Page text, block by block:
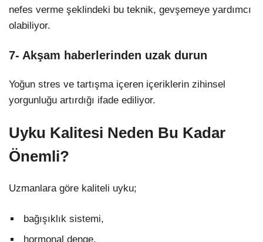
nefes verme şeklindeki bu teknik, gevşemeye yardımcı
olabiliyor.
7- Akşam haberlerinden uzak durun
Yoğun stres ve tartışma içeren içeriklerin zihinsel
yorgunluğu artırdığı ifade ediliyor.
Uyku Kalitesi Neden Bu Kadar
Önemli?
Uzmanlara göre kaliteli uyku;
bağışıklık sistemi,
hormonal denge,